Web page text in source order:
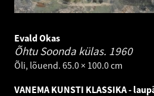
Evald Okas
Õhtu Soonda külas. 1960
Õli, lõuend. 65.0 × 100.0 cm
VANEMA KUNSTI KLASSIKA -